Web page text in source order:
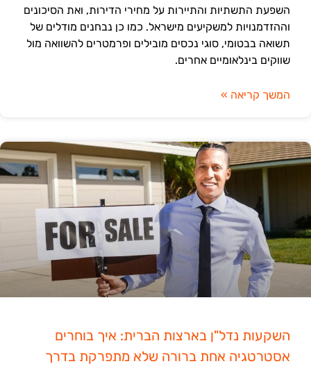
השפעת התשתיות והתיירות על מחירי הדירות, ואת הסיכונים
וההזדמנויות למשקיעים מישראל. כמו כן נבחנים מודלים של
תשואה בבטומי, סוגי נכסים מובילים ופרמטרים להשוואה מול
שווקים בינלאומיים אחרים.
המשך קריאה »
השקעות נדל"ן בארצות הברית: איך בוחרים
אסטרטגיה אחת ברורה שלא מתפרקת בדרך